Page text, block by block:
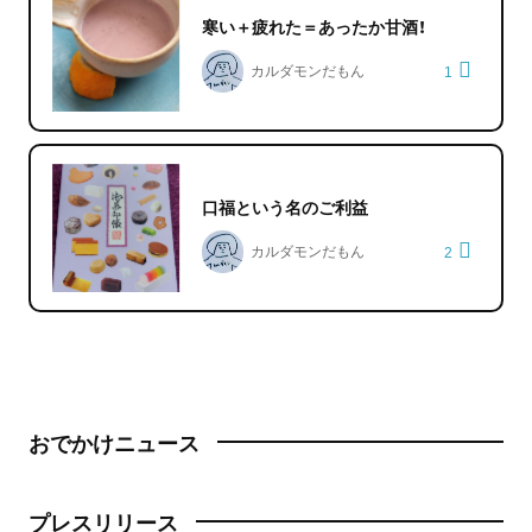
寒い＋疲れた＝あったか甘酒！
カルダモンだもん 1
口福という名のご利益
カルダモンだもん 2
おでかけニュース
プレスリリース